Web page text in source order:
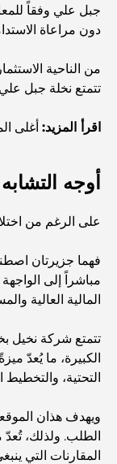
مطاعم في دبي
أفضل ملاعب
المجتمعات
فاخرة على
أفضل مطاعم
جبل علي وفقاً
دون مراعاة
من الناحية
تتمتع نخلة جبل
اقرأ المزيد: أغلى
أوجه
على الرغم من
فهما جزيرتان
مباشراً إلى
المالية العالية
تتمتع شركة نخيل
الكبيرة، ما يُعدّ
التحتية، والتخطيط
ويهدف هذان
الطلب. ولذلك،
المقارنات التي